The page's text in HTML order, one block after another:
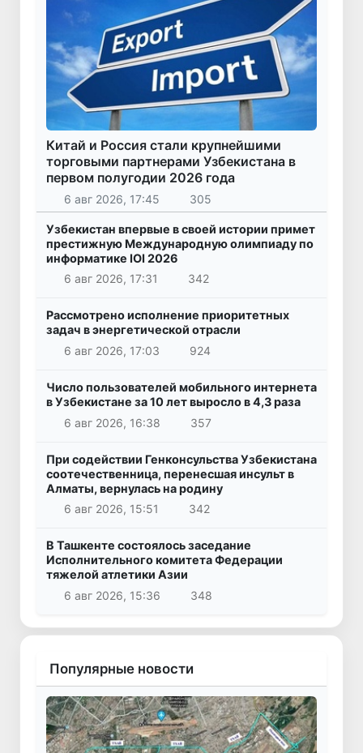
Китай и Россия стали крупнейшими
торговыми партнерами Узбекистана в
первом полугодии 2026 года
6 авг 2026, 17:45 305
Узбекистан впервые в своей истории примет
престижную Международную олимпиаду по
информатике IOI 2026
6 авг 2026, 17:31
342
Рассмотрено исполнение приоритетных
задач в энергетической отрасли
6 авг 2026, 17:03
924
Число пользователей мобильного интернета
в Узбекистане за 10 лет выросло в 4,3 раза
6 авг 2026, 16:38
357
При содействии Генконсульства Узбекистана
соотечественница, перенесшая инсульт в
Алматы, вернулась на родину
6 авг 2026, 15:51
342
В Ташкенте состоялось заседание
Исполнительного комитета Федерации
тяжелой атлетики Азии
6 авг 2026, 15:36
348
Популярные новости